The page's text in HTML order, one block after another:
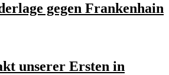
gegen Frankenhain
unserer Ersten in